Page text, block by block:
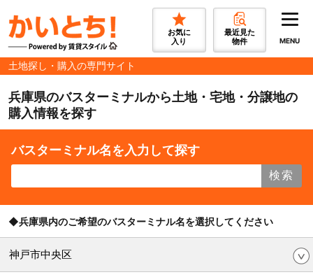
お気に
入り
最近見た
物件
MENU
土地探し・購入の専門サイト
兵庫県のバスターミナルから土地・宅地・分譲地の
購入情報を探す
バスターミナル名を入力して探す
検索
◆兵庫県内のご希望のバスターミナル名を選択してください
神戸市中央区